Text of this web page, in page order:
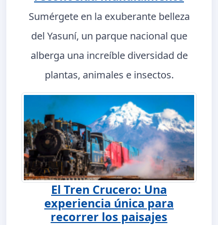
Sumérgete en la exuberante belleza
del Yasuní, un parque nacional que
alberga una increíble diversidad de
plantas, animales e insectos.
El Tren Crucero: Una
experiencia única para
recorrer los paisajes